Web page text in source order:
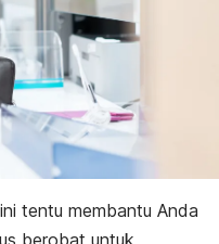
tentu membantu Anda
berobat untuk